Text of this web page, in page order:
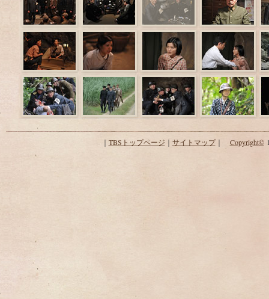
｜ TBSトップページ ｜ サイトマップ｜ Copyright©